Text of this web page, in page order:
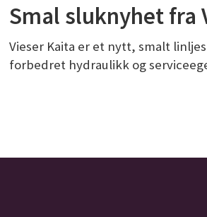
Smal sluknyhet fra
Vieser Kaita er et nytt, smalt
forbedret hydraulikk og